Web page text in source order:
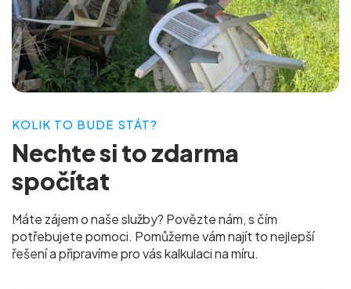
KOLIK TO BUDE STÁT?
Nechte si tozdarma
spočítat
Máte zájem o naše služby? Povězte nám, s čím
potřebujete pomoci. Pomůžeme vám najít to nejlepší
řešení a připravíme pro váskalkulaci na míru.